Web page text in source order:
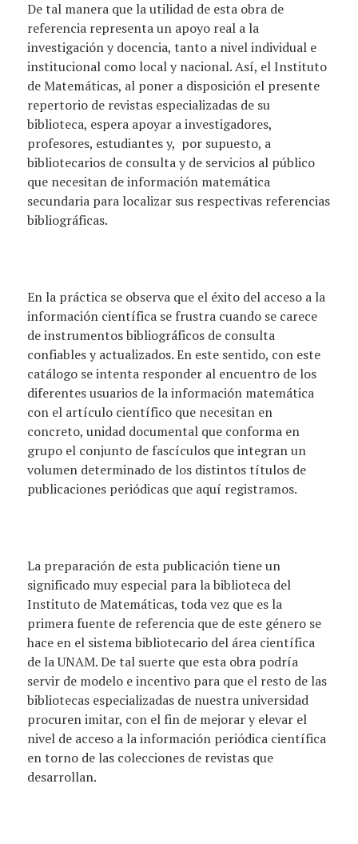
De tal manera que la utilidad de esta obra de
referencia representa un apoyo real a la
investigación y docencia, tanto a nivel individual e
institucional como local y nacional. Así, el Instituto
de Matemáticas, al poner a disposición el presente
repertorio de revistas especializadas de su
biblioteca, espera apoyar a investigadores,
profesores, estudiantes y, por supuesto, a
bibliotecarios de consulta y de servicios al público
que necesitan de información matemática
secundaria para localizar sus respectivas referencias
bibliográficas.
En la práctica se observa que el éxito del acceso a la
información científica se frustra cuando se carece
de instrumentos bibliográficos de consulta
confiables y actualizados. En este sentido, con este
catálogo se intenta responder al encuentro de los
diferentes usuarios de la información matemática
con el artículo científico que necesitan en
concreto, unidad documental que conforma en
grupo el conjunto de fascículos que integran un
volumen determinado de los distintos títulos de
publicaciones periódicas que aquí registramos.
La preparación de esta publicación tiene un
significado muy especial para la biblioteca del
Instituto de Matemáticas, toda vez que es la
primera fuente de referencia que de este género se
hace en el sistema bibliotecario del área científica
de la UNAM. De tal suerte que esta obra podría
servir de modelo e incentivo para que el resto de las
bibliotecas especializadas de nuestra universidad
procuren imitar, con el fin de mejorar y elevar el
nivel de acceso a la información periódica científica
en torno de las colecciones de revistas que
desarrollan.